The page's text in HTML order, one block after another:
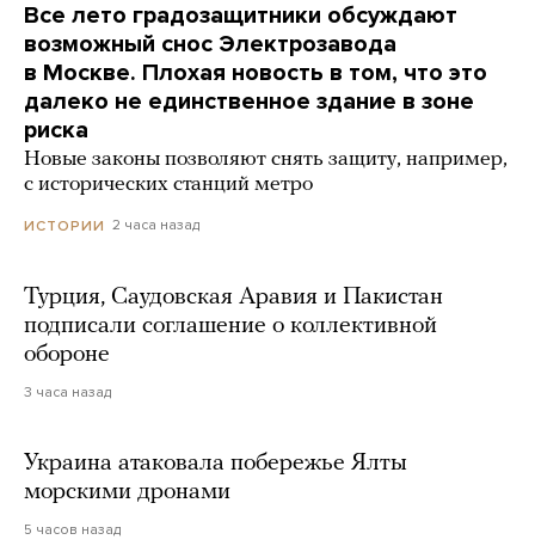
Все лето градозащитники обсуждают
возможный снос Электрозавода
в Москве. Плохая новость в том, что это
далеко не единственное здание в зоне
риска
Новые законы позволяют снять защиту, например,
с исторических станций метро
ИСТОРИИ 2 часа назад
Турция, Саудовская Аравия и Пакистан
подписали соглашение о коллективной
обороне
3 часа назад
Украина атаковала побережье Ялты
морскими дронами
5 часов назад